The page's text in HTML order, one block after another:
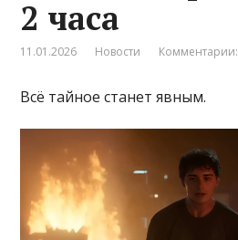
2 часа
11.01.2026 Новости
Всё тайное станет явным.